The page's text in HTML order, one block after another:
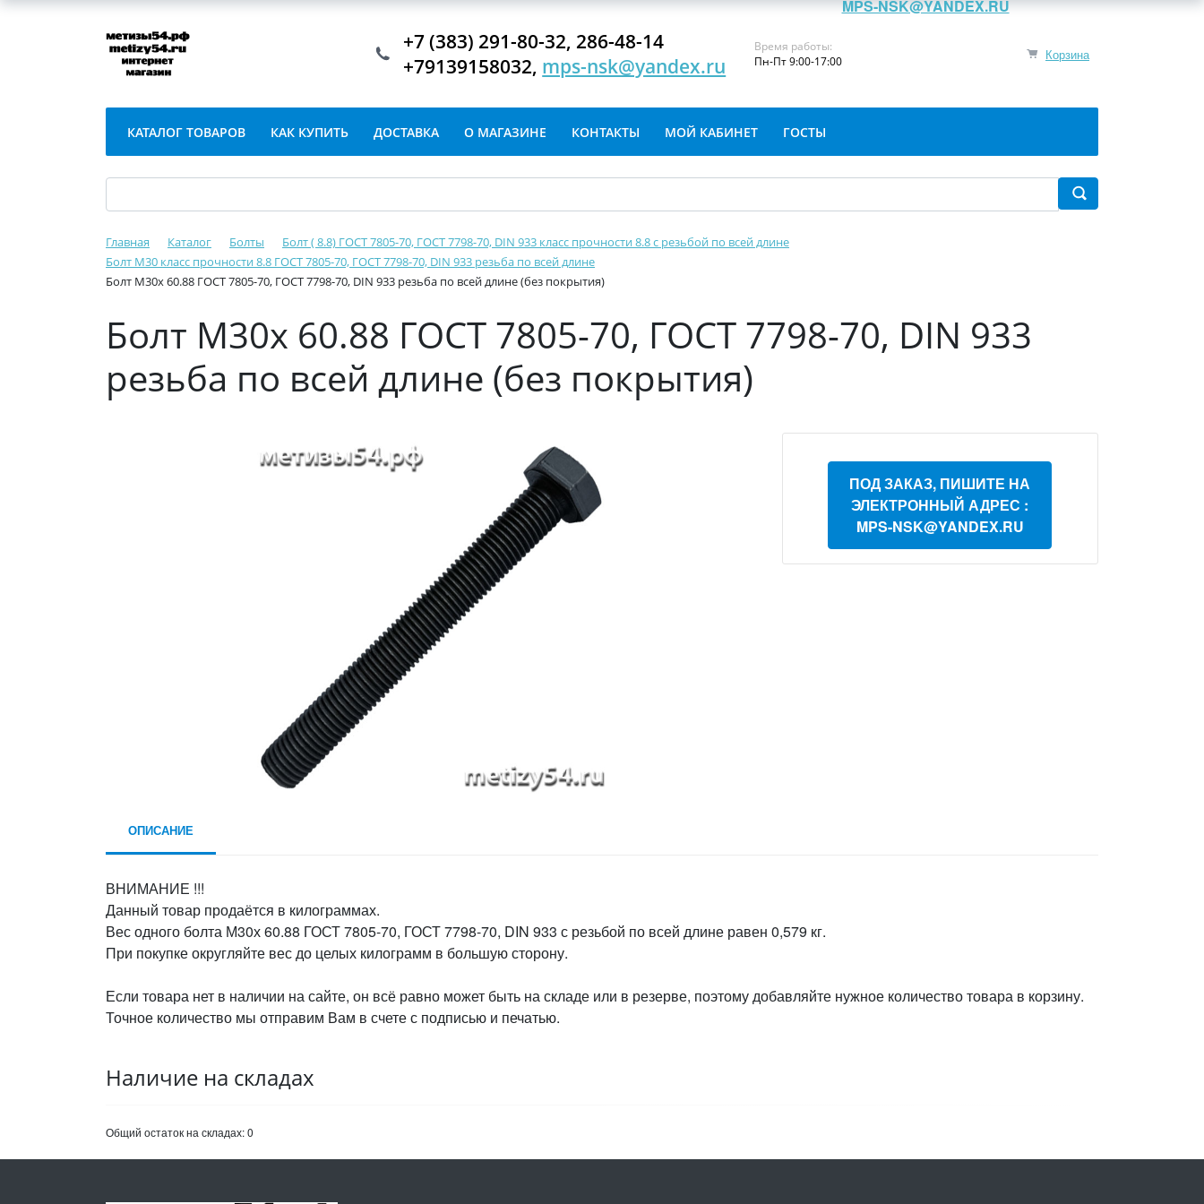
Корзина
+7 (383) 291-80-32, 286-48-14
+79139158032, mps-nsk@yandex.ru
Время работы:
Пн-Пт 9:00-17:00
КАТАЛОГ ТОВАРОВ КАК КУПИТЬ ДОСТАВКА О МАГАЗИНЕ КОНТАКТЫ МОЙ КАБИНЕТ ГОСТЫ
Главная Каталог Болты
Болт ( 8.8) ГОСТ 7805-70, ГОСТ 7798-70, DIN 933 класс прочности 8.8 с резьбой по всей длине
Болт М30 класс прочности 8.8 ГОСТ 7805-70, ГОСТ 7798-70, DIN 933 резьба по всей длине
Болт М30х 60.88 ГОСТ 7805-70, ГОСТ 7798-70, DIN 933 резьба по всей длине (без покрытия)
Болт М30х 60.88 ГОСТ 7805-70, ГОСТ 7798-70, DIN 933
резьба по всей длине (без покрытия)
ПОД ЗАКАЗ, ПИШИТЕ НА
ЭЛЕКТРОННЫЙ АДРЕС :
MPS-NSK@YANDEX.RU
ОПИСАНИЕ
ВНИМАНИЕ !!!
Данный товар продаётся в килограммах.
Вес одного болта М30х 60.88 ГОСТ 7805-70, ГОСТ 7798-70, DIN 933 с резьбой по всей длине равен 0,579 кг.
При покупке округляйте вес до целых килограмм в большую сторону.
Если товара нет в наличии на сайте, он всё равно может быть на складе или в резерве, поэтому добавляйте нужное количество товара в корзину.
Точное количество мы отправим Вам в счете с подписью и печатью.
MPS-NSK@YANDEX.RU
Наличие на складах
Общий остаток на складах:0